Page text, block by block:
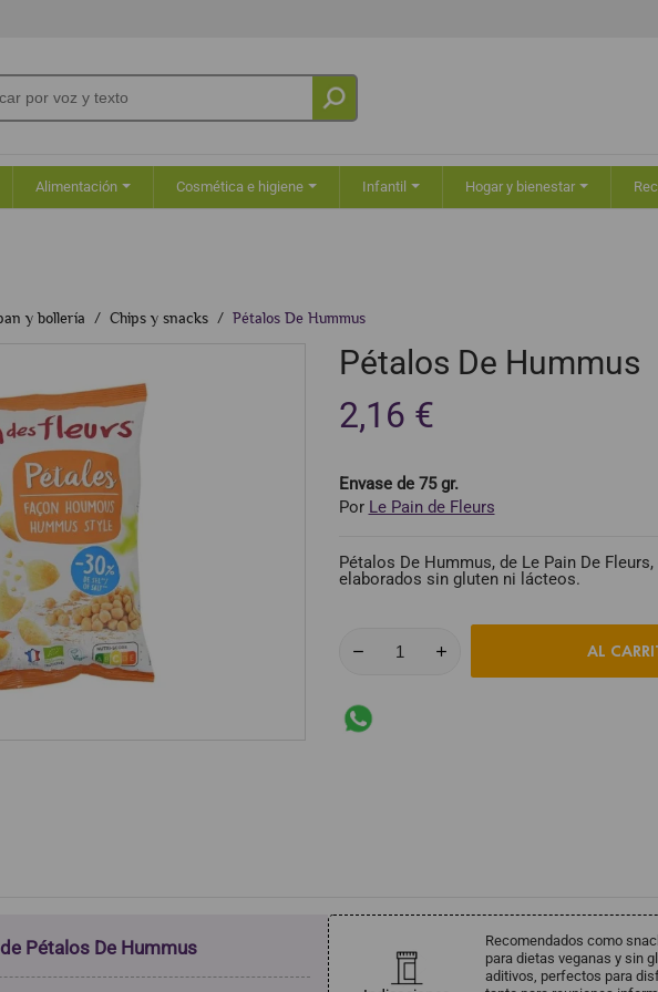
Alimentación Cosmética e higiene Infantil Hogar y bienestar
y bollería Chips y snacks Pétalos De Hummus
Pétalos De Hummus
2,16 €
Envase de 75 gr.
Por Le Pain de Fleurs
Pétalos De Hummus, de Le Pain De
elaborados sin gluten ni lácteos.
AL
Pétalos De Hummus
Recomendados como
para dietas veganas y sin
aditivos, perfectos para